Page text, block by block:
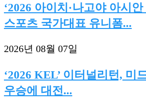
‘2026 아이치·나고야 아시
스포츠 국가대표 유니폼...
2026년 08월 07일
‘2026 KEL’ 이터널리턴, 미
우승에 대전...